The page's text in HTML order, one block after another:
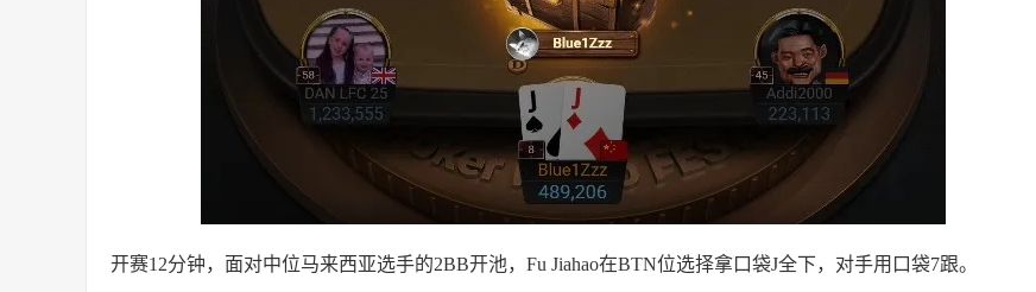
开赛12分钟，面对中位马来西亚选手的2BB开池，Fu Jiahao在BTN位选择拿口袋J全下，对手用口袋7跟。